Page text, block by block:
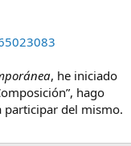
, he iniciado
hago
del mismo.